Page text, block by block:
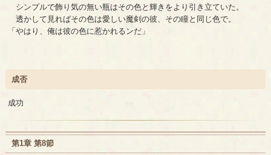
シンプルで飾り気の無い瓶はその色と輝きをより引き立ていた。
透かして見ればその色は愛しい魔剣の彼、その瞳と同じ色で。
「やはり、俺は彼の色に惹かれるンだ」
成否
成功
第1章 第8節